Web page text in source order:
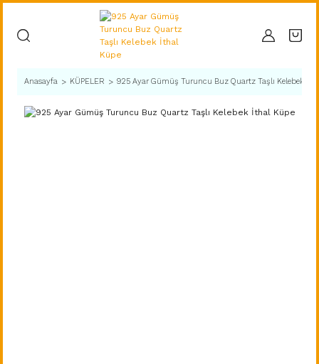
Anasayfa KÜPELER 925 Ayar Gümüş Turuncu Buz Quartz Taşlı Kelebek